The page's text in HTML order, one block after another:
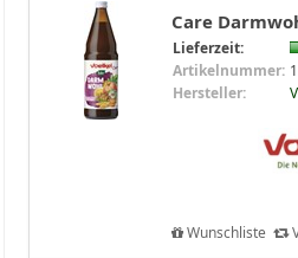
Care
Lieferzeit:
Artikelnummer:
Hersteller:
Wunschliste